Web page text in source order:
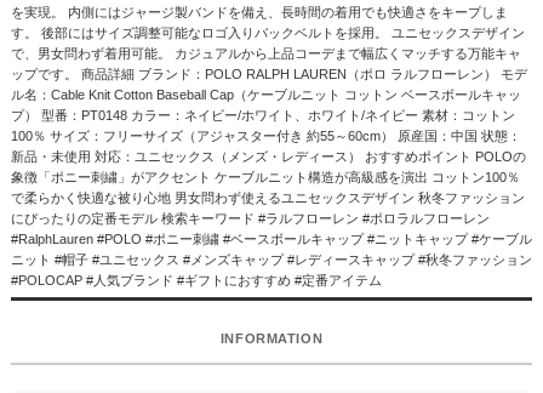
を実現。 内側にはジャージ製バンドを備え、長時間の着用でも快適さをキープしま
す。 後部にはサイズ調整可能なロゴ入りバックベルトを採用。 ユニセックスデザイン
で、男女問わず着用可能。 カジュアルから上品コーデまで幅広くマッチする万能キャ
ップです。 商品詳細 ブランド：POLO RALPH LAUREN（ポロ ラルフローレン） モデ
ル名：Cable Knit Cotton Baseball Cap（ケーブルニット コットン ベースボールキャッ
プ） 型番：PT0148 カラー：ネイビー/ホワイト、ホワイト/ネイビー 素材：コットン
100％ サイズ：フリーサイズ（アジャスター付き 約55～60cm） 原産国：中国 状態：
新品・未使用 対応：ユニセックス（メンズ・レディース） おすすめポイント POLOの
象徴「ポニー刺繍」がアクセント ケーブルニット構造が高級感を演出 コットン100％
で柔らかく快適な被り心地 男女問わず使えるユニセックスデザイン 秋冬ファッション
にぴったりの定番モデル 検索キーワード #ラルフローレン #ポロラルフローレン
#RalphLauren #POLO #ポニー刺繍 #ベースボールキャップ #ニットキャップ #ケーブル
ニット #帽子 #ユニセックス #メンズキャップ #レディースキャップ #秋冬ファッション
#POLOCAP #人気ブランド #ギフトにおすすめ #定番アイテム
INFORMATION